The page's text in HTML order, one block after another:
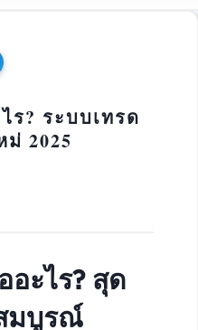
ร? ระบบเทรด
2025
อะไร? สุด
มบูรณ์